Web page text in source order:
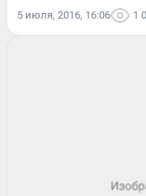
5 июля, 2016, 16:06 1